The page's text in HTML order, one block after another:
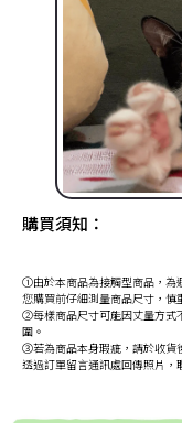
購買須知：
①由於本商品為接觸型商品，為
您購買前仔細測量商品尺寸，慎
②每樣商品尺寸可能因丈量方式
圍。
③若為商品本身瑕疵，請於收貨
透過訂單留言通訊處回傳照片，